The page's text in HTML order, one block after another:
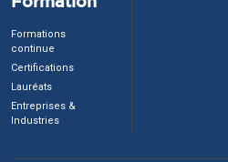
Formations
continue
Certifications
Lauréats
Entreprises &
Industries